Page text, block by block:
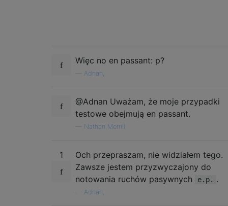
Więc no en passant: p?
Adnan,
@Adnan Uważam, że moje przypadki
testowe obejmują en passant.
Nathan Merrill,
1
Och przepraszam, nie widziałem tego.
Zawsze jestem przyzwyczajony do
notowania ruchów pasywnych
e.p. .
Adnan,